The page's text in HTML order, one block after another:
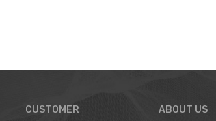
CUSTOMER ABOUT US